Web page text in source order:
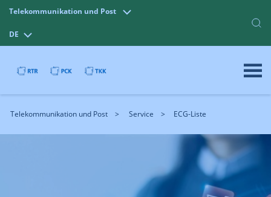
Telekommunikation und Post
DE
Telekommunikation und Post Service ECG-Liste